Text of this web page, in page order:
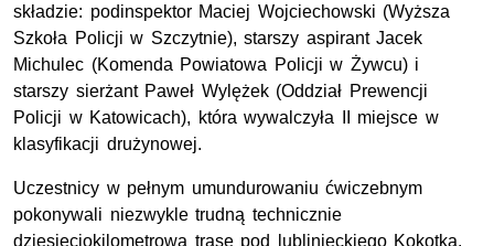
składzie: podinspektor Maciej Wojciechowski (Wyższa
Szkoła Policji w Szczytnie), starszy aspirant Jacek
Michulec (Komenda Powiatowa Policji w Żywcu) i
starszy sierżant Paweł Wylężek (Oddział Prewencji
Policji w Katowicach), która wywalczyła II miejsce w
klasyfikacji drużynowej.
Uczestnicy w pełnym umundurowaniu ćwiczebnym
pokonywali niezwykle trudną technicznie
dziesięciokilometrową trasę pod lublinieckiego Kokotka.